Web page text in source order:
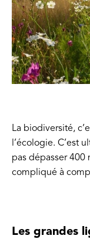
La biodiversité,
l’écologie. C’est
pas dépasser 400
compliqué à
Les grandes